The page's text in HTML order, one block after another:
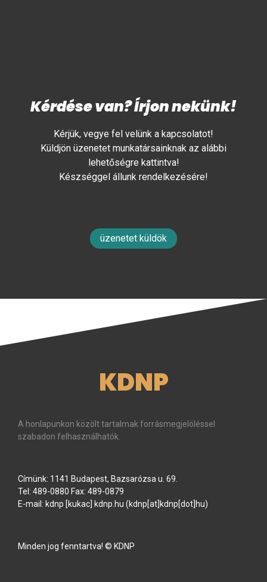
Kérdése van? Írjon nekünk!
Kérjük, vegye fel velünk a kapcsolatot!
Küldjön üzenetet munkatársainknak az alábbi
lehetőségre kattintva!
Készséggel állunk rendelkezésére!
üzenetet küldök
KDNP
A honlapunkon közölt tartalmak forrásmegjelöléssel
szabadon felhasználhatók.
Címünk: 1141 Budapest, Bazsarózsa u. 69.
Tel: 489-0880 Fax: 489-0879
E-mail: kdnp [kukac] kdnp hu (kdnp[at]kdnp[dot]hu)
Minden jog fenntartva! © KDNP